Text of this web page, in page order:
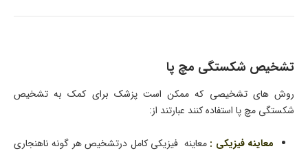
تشخیص شکستگی مچ پا
روش های تشخیصی که ممکن است پزشک برای کمک به تشخیص
شکستگی مچ پا استفاده کنند عبارتند از:
معاینه فیزیکی : معاینه فیزیکی کامل درتشخیص هر گونه ناهنجاری